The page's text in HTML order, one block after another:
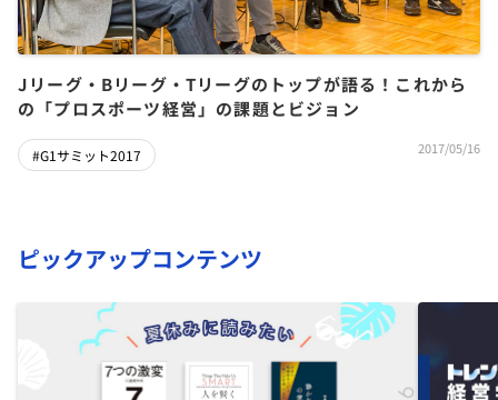
Jリーグ・Bリーグ・Tリーグのトップが語る！これから
の「プロスポーツ経営」の課題とビジョン
#G1サミット2017 2017/05/16
ピックアップコンテンツ